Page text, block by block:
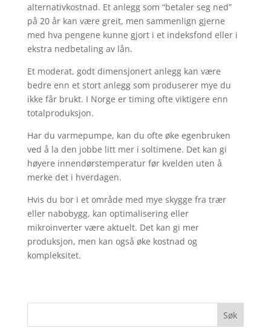
alternativkostnad. Et anlegg som “betaler seg ned”
på 20 år kan være greit, men sammenlign gjerne
med hva pengene kunne gjort i et indeksfond eller i
ekstra nedbetaling av lån.
Et moderat, godt dimensjonert anlegg kan være
bedre enn et stort anlegg som produserer mye du
ikke får brukt. I Norge er timing ofte viktigere enn
totalproduksjon.
Har du varmepumpe, kan du ofte øke egenbruken
ved å la den jobbe litt mer i soltimene. Det kan gi
høyere innendørstemperatur før kvelden uten å
merke det i hverdagen.
Hvis du bor i et område med mye skygge fra trær
eller nabobygg, kan optimalisering eller
mikroinverter være aktuelt. Det kan gi mer
produksjon, men kan også øke kostnad og
kompleksitet.